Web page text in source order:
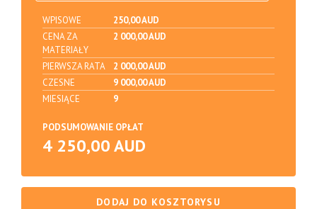
WPISOWE
250,00 AUD
CENA ZA
MATERIAŁY
2 000,00 AUD
PIERWSZA RATA
2 000,00 AUD
CZESNE
9 000,00 AUD
MIESIĄCE
9
PODSUMOWANIE OPŁAT
4 250,00 AUD
DODAJ DO KOSZTORYSU